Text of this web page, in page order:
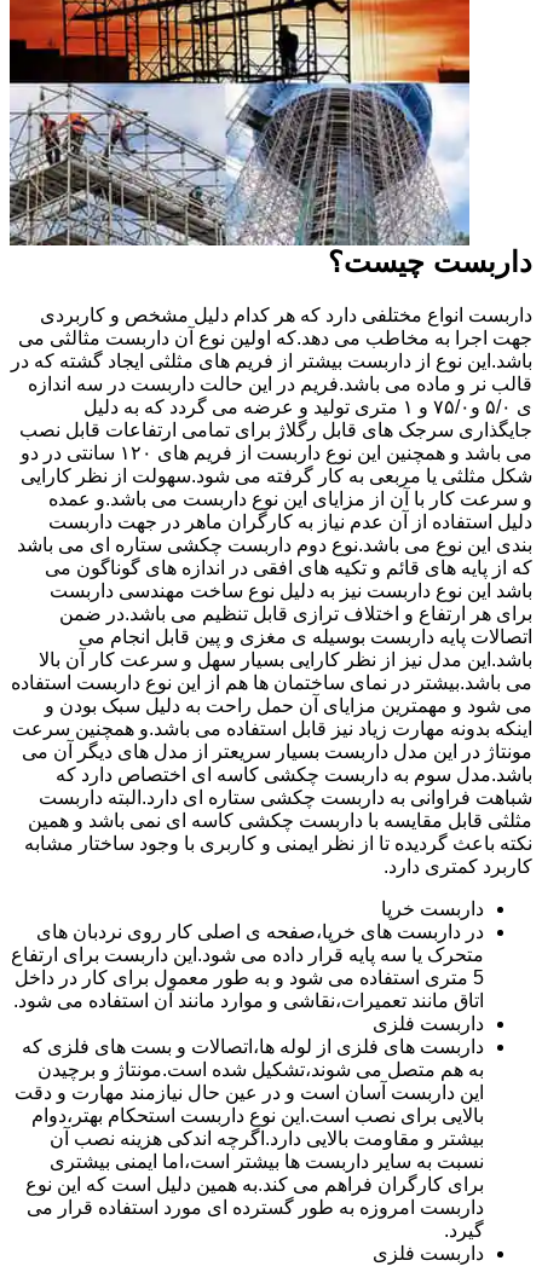
داربست چیست؟
داربست انواع مختلفی دارد که هر کدام دلیل مشخص و کاربردی
جهت اجرا به مخاطب می دهد.که اولین نوع آن داربست مثالثی می
باشد.این نوع از داربست بیشتر از فریم های مثلثی ایجاد گشته که در
قالب نر و ماده می باشد.فریم در این حالت داربست در سه اندازه
ی ۵/۰ و۷۵/۰ و ۱ متری تولید و عرضه می گردد که به دلیل
جایگذاری سرجک های قابل رگلاژ برای تمامی ارتفاعات قابل نصب
می باشد و همچنین این نوع داربست از فریم های ۱۲۰ سانتی در دو
شکل مثلثی یا مربعی به کار گرفته می شود.سهولت از نظر کارایی
و سرعت کار با آن از مزایای این نوع داربست می باشد.و عمده
دلیل استفاده از آن عدم نیاز به کارگران ماهر در جهت داربست
بندی این نوع می باشد.نوع دوم داربست چکشی ستاره ای می باشد
که از پایه های قائم و تکیه های افقی در اندازه های گوناگون می
باشد این نوع داربست نیز به دلیل نوع ساخت مهندسی داربست
برای هر ارتفاع و اختلاف ترازی قابل تنظیم می باشد.در ضمن
اتصالات پایه داربست بوسیله ی مغزی و پین قابل انجام می
باشد.این مدل نیز از نظر کارایی بسیار سهل و سرعت کار آن بالا
می باشد.بیشتر در نمای ساختمان ها هم از این نوع داربست استفاده
می شود و مهمترین مزایای آن حمل راحت به دلیل سبک بودن و
اینکه بدونه مهارت زیاد نیز قابل استفاده می باشد.و همچنین سرعت
مونتاژ در این مدل داربست بسیار سریعتر از مدل های دیگر آن می
باشد.مدل سوم به داربست چکشی کاسه ای اختصاص دارد که
شباهت فراوانی به داربست چکشی ستاره ای دارد.البته داربست
مثلثی قابل مقایسه با داربست چکشی کاسه ای نمی باشد و همین
نکته باعث گردیده تا از نظر ایمنی و کاربری با وجود ساختار مشابه
کاربرد کمتری دارد.
داربست خرپا
در داربست های خرپا،صفحه ی اصلی کار روی نردبان های
متحرک یا سه پایه قرار داده می شود.این داربست برای ارتفاع
5 متری استفاده می شود و به طور معمول برای کار در داخل
اتاق مانند تعمیرات،نقاشی و موارد مانند آن استفاده می شود.
داربست فلزی
داربست های فلزی از لوله ها،اتصالات و بست های فلزی که
به هم متصل می شوند،تشکیل شده است.مونتاژ و برچیدن
این داربست آسان است و در عین حال نیازمند مهارت و دقت
بالایی برای نصب است.این نوع داربست استحکام بهتر،دوام
بیشتر و مقاومت بالایی دارد.اگرچه اندکی هزینه نصب آن
نسبت به سایر داربست ها بیشتر است،اما ایمنی بیشتری
برای کارگران فراهم می کند.به همین دلیل است که این نوع
داربست امروزه به طور گسترده ای مورد استفاده قرار می
گیرد.
داربست فلزی